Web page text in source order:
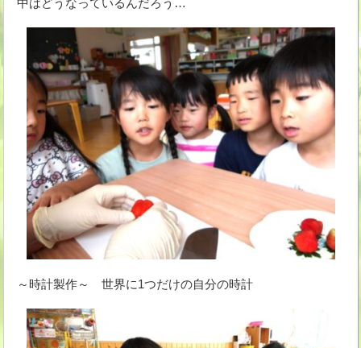
中はどうなっているんだろう…
～時計製作～ 世界に1つだけの自分の時計